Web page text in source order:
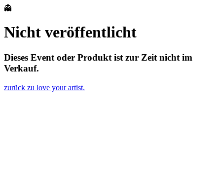
👻
Nicht veröffentlicht
Dieses Event oder Produkt ist zur Zeit nicht im
Verkauf.
zurück zu love your artist.